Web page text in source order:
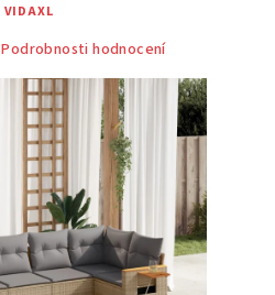
VIDAXL
Podrobnosti hodnocení